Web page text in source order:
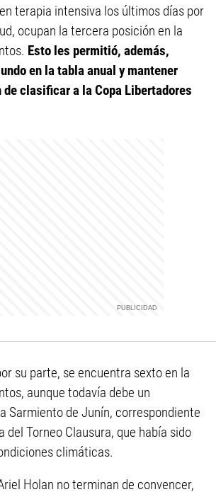
terapia intensiva los últimos días por
ocupan la tercera posición en la
Esto les permitió, además,
en la tabla anual y mantener
clasificar a la Copa Libertadores
su parte, se encuentra sexto en la
aunque todavía debe un
Sarmiento de Junín, correspondiente
del Torneo Clausura, que había sido
climáticas.
Holan no terminan de convencer,